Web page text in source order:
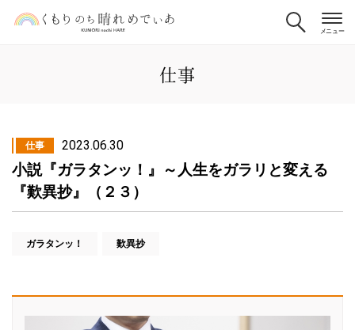
仕事
仕事 2023.06.30
小説『ガラタンッ！』～人生をガラリと変える
『歎異抄』（２３）
ガラタンッ！ 歎異抄